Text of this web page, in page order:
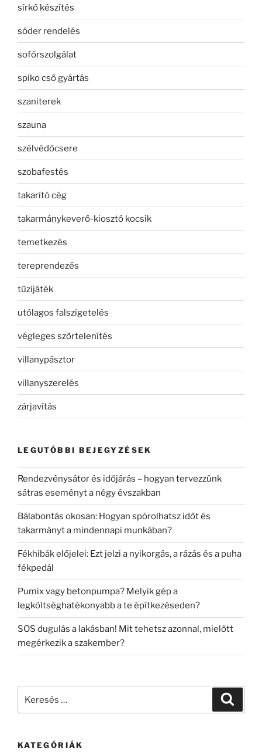
sírkő készítés
sóder rendelés
sofőrszolgálat
spiko cső gyártás
szaniterek
szauna
szélvédőcsere
szobafestés
takarító cég
takarmánykeverő-kiosztó kocsik
temetkezés
tereprendezés
tűzijáték
utólagos falszigetelés
végleges szőrtelenítés
villanypásztor
villanyszerelés
zárjavítás
LEGUTÓBBI BEJEGYZÉSEK
Rendezvénysátor és időjárás – hogyan tervezzünk
sátras eseményt a négy évszakban
Bálabontás okosan: Hogyan spórolhatsz időt és
takarmányt a mindennapi munkában?
Fékhibák előjelei: Ezt jelzi a nyikorgás, a rázás és a puha
fékpedál
Pumix vagy betonpumpa? Melyik gép a
legköltséghatékonyabb a te építkezéseden?
SOS dugulás a lakásban! Mit tehetsz azonnal, mielőtt
megérkezik a szakember?
KATEGÓRIÁK